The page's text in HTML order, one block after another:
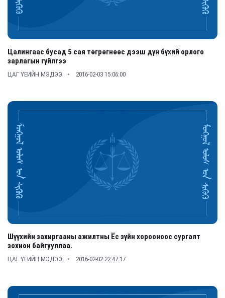
Цалингаас бусад 5 сая төгрөгнөөс дээш дүн бүхий орлого
зарлагын гүйлгээ
ЦАГ ҮЕИЙН МЭДЭЭ 2016-02-03 15:06:00
Шүүхийн захиргааны ажилтны Ёс зүйн хорооноос сургалт
зохион байгууллаа.
ЦАГ ҮЕИЙН МЭДЭЭ 2016-02-02 22:47:17